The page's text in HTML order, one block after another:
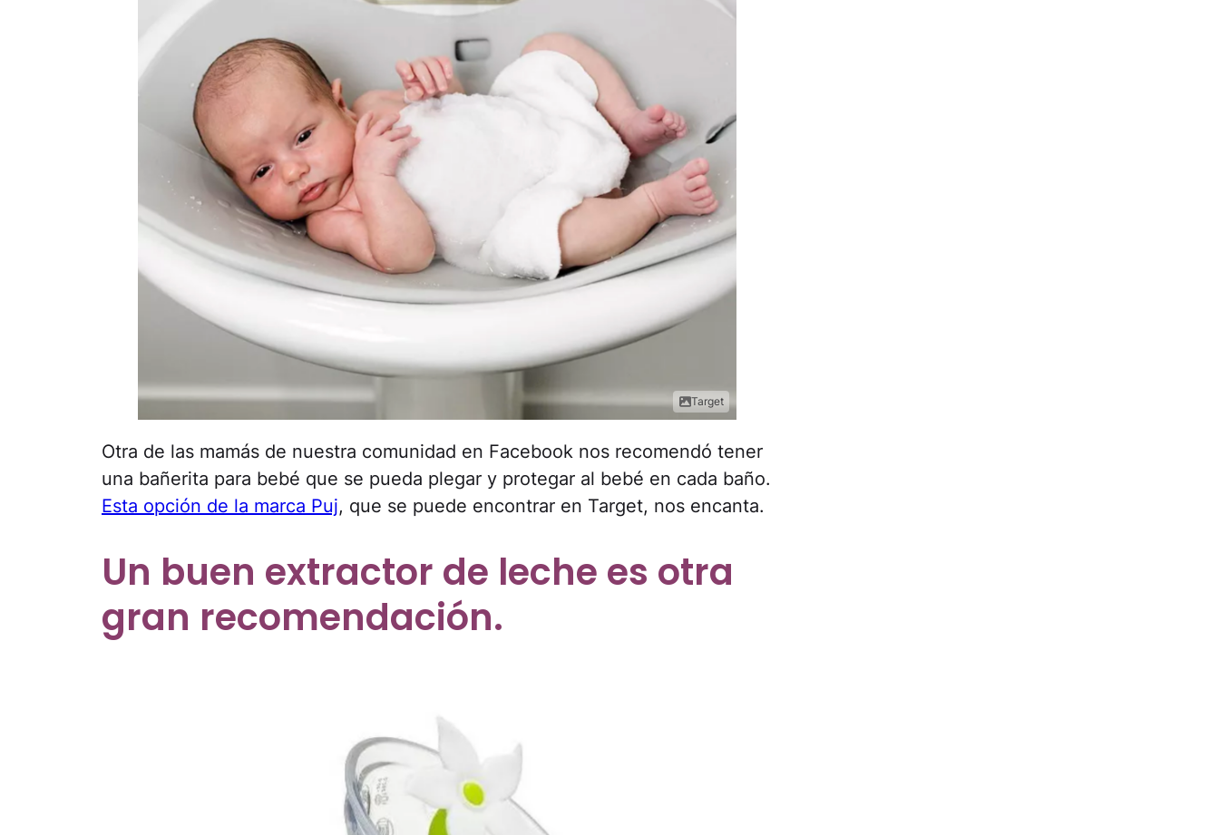
Target
Otra de las mamás de nuestra comunidad en Facebook nos recomendó tener
una bañerita para bebé que se pueda plegar y protegar al bebé en cada baño.
Esta opción de la marca Puj, que se puede encontrar en Target, nos encanta.
Un buen extractor de leche es otra
gran recomendación.